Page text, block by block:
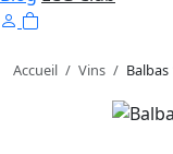
Accueil / Vins / Balbas